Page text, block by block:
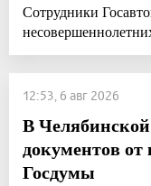
Сотрудники
12:53, 6 авг 2026
В
документов от
Госдумы